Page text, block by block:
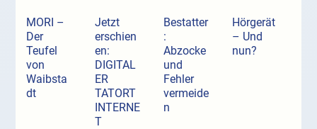
MORI –
Der
Teufel
von
Waibsta
dt
Jetzt
erschien
en:
DIGITAL
ER
TATORT
INTERNE
T
Bestatter
:
Abzocke
und
Fehler
vermeide
n
Hörgerät
– Und
nun?